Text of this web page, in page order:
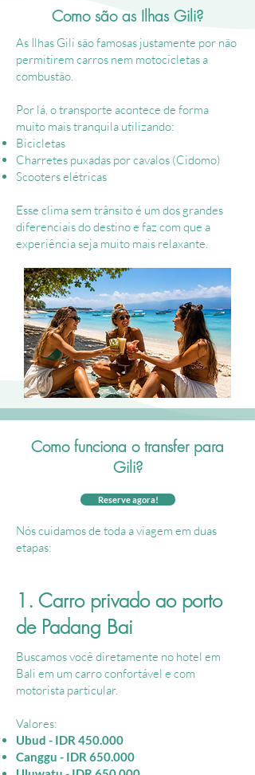
Como são as Ilhas Gili?
As Ilhas Gili são famosas justamente por não
permitirem carros nem motocicletas a
combustão.
Por lá, o transporte acontece de forma
muito mais tranquila utilizando:
Bicicletas
Charretes puxadas por cavalos (Cidomo)
Scooters elétricas
Esse clima sem trânsito é um dos grandes
diferenciais do destino e faz com que a
experiência seja muito mais relaxante.
Como funciona o transfer para
Gili?
Reserve agora!
Nós cuidamos de toda a viagem em duas
etapas:
1. Carro privado ao porto
de Padang Bai
Buscamos você diretamente no hotel em
Bali em um carro confortável e com
motorista particular.
Valores:
Ubud - IDR 450.000
Canggu - IDR 650.000